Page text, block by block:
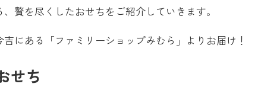
贅を尽くしたおせちをご紹介していきます。
にある「ファミリーショップみむら」よりお届け！
せち